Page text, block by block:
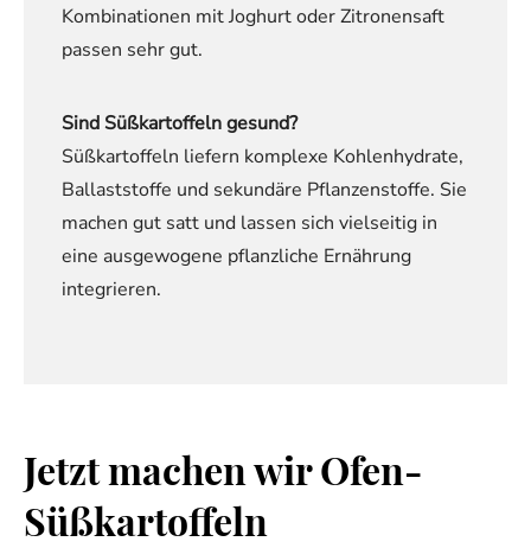
Kombinationen mit Joghurt oder Zitronensaft
passen sehr gut.
Sind Süßkartoffeln gesund?
Süßkartoffeln liefern komplexe Kohlenhydrate,
Ballaststoffe und sekundäre Pflanzenstoffe. Sie
machen gut satt und lassen sich vielseitig in
eine ausgewogene pflanzliche Ernährung
integrieren.
Jetzt machen wir Ofen-
Süßkartoffeln